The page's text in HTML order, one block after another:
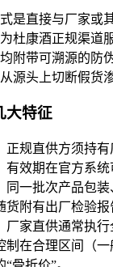
是直接与厂家或
杜康酒正规渠道
附带可溯源的防
源头上切断假货
大特征
正规直供方须持
有效期在官方系统
同一批次产品包
附有出厂检验报
厂家直供通常执
制在合理区间（一